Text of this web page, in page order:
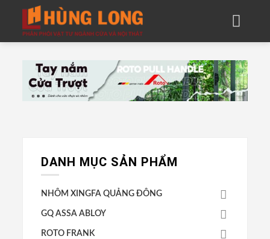
DANH MỤC SẢN PHẨM
NHÔM XINGFA QUẢNG ĐÔNG
GQ ASSA ABLOY
ROTO FRANK